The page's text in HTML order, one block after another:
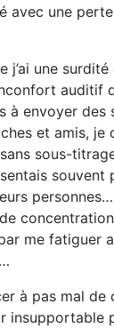
avec une
j’ai une
auditif
à envoyer des
et amis, je
sous-
souvent
me fatiguer
à pas mal de
insupportable